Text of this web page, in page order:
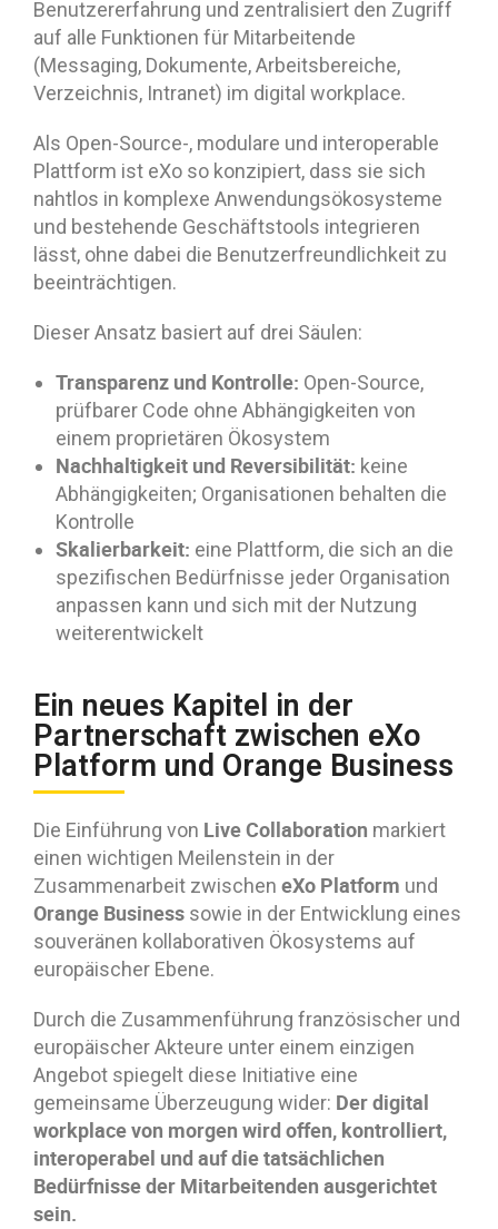
Benutzererfahrung und zentralisiert den Zugriff
auf alle Funktionen für Mitarbeitende
(Messaging, Dokumente, Arbeitsbereiche,
Verzeichnis, Intranet) im digital workplace.
Als Open-Source-, modulare und interoperable
Plattform ist eXo so konzipiert, dass sie sich
nahtlos in komplexe Anwendungsökosysteme
und bestehende Geschäftstools integrieren
lässt, ohne dabei die Benutzerfreundlichkeit zu
beeinträchtigen.
Dieser Ansatz basiert auf drei Säulen:
Transparenz und Kontrolle: Open-Source,
prüfbarer Code ohne Abhängigkeiten von
einem proprietären Ökosystem
Nachhaltigkeit und Reversibilität: keine
Abhängigkeiten; Organisationen behalten die
Kontrolle
Skalierbarkeit: eine Plattform, die sich an die
spezifischen Bedürfnisse jeder Organisation
anpassen kann und sich mit der Nutzung
weiterentwickelt
Ein neues Kapitel in der
Partnerschaft zwischen eXo
Platform und Orange Business
Die Einführung von Live Collaboration markiert
einen wichtigen Meilenstein in der
Zusammenarbeit zwischen eXo Platform und
Orange Business sowie in der Entwicklung eines
souveränen kollaborativen Ökosystems auf
europäischer Ebene.
Durch die Zusammenführung französischer und
europäischer Akteure unter einem einzigen
Angebot spiegelt diese Initiative eine
gemeinsame Überzeugung wider: Der digital
workplace von morgen wird offen, kontrolliert,
interoperabel und auf die tatsächlichen
Bedürfnisse der Mitarbeitenden ausgerichtet
sein.